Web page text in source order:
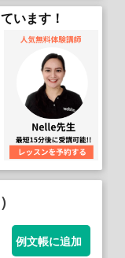
います！
例文帳に追加